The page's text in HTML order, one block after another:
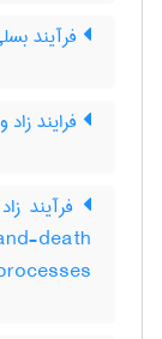
فرآیند
فرایند
فرآیند
death